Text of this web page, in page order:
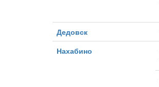
Дедовск
Нахабино